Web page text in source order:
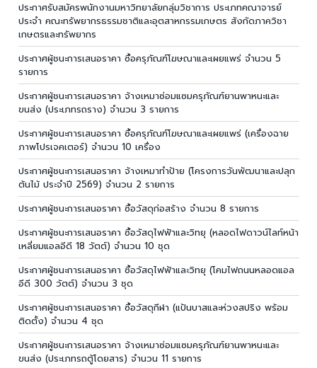
ประกาศรับสมัครพนักงานมหาวิทยาลัยกลุ่มวิชาการ ประเภทคณาจารย์
ประจำ คณะทรัพยากรธรรมชาติและอุตสาหกรรมเกษตร สังกัดภาควิชา
เกษตรและทรัพยากร
ประกาศผู้ชนะการเสนอราคา ซื้อครุภัณฑ์โฆษณาและเผยแพร่ จำนวน 5
รายการ
ประกาศผู้ชนะการเสนอราคา จ้างเหมาซ่อมแซมครุภัณฑ์ยานพาหนะและ
ขนส่ง (ประเภทรถราง) จำนวน 3 รายการ
ประกาศผู้ชนะการเสนอราคา ซื้อครุภัณฑ์โฆษณาและเผยแพร่ (เครื่องฉาย
ภาพโปรเจคเตอร์) จำนวน 10 เครื่อง
ประกาศผู้ชนะการเสนอราคา จ้างเหมาทำป้าย (โครงการวันพัฒนาและปลุก
ต้นไม้ ประจำปี 2569) จำนวน 2 รายการ
ประกาศผู้ชนะการเสนอราคา ซื้อวัสดุก่อสร้าง จำนวน 8 รายการ
ประกาศผู้ชนะการเสนอราคา ซื้อวัสดุไฟฟ้าและวิทยุ (หลอดไฟดาวน์ไลท์หน้า
เหลี่ยมแอลอีดี 18 วัตต์) จำนวน 10 ชุด
ประกาศผู้ชนะการเสนอราคา ซื้อวัสดุไฟฟ้าและวิทยุ (โคมไฟถนนหลอดแอล
อีดี 300 วัตต์) จำนวน 3 ชุด
ประกาศผู้ชนะการเสนอราคา ซื้อวัสดุกีฬา (แป้นบาสและห่วงสปริง พร้อม
ติดตั้ง) จำนวน 4 ชุด
ประกาศผู้ชนะการเสนอราคา จ้างเหมาซ่อมแซมครุภัณฑ์ยานพาหนะและ
ขนส่ง (ประเภทรถตู้โดยสาร) จำนวน 11 รายการ